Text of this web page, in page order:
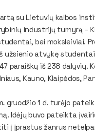
su Lietuvių kalbos
industrijų turnyrą –
bei moksleiviai.
užsienio atvykę
paraiškų iš 238 dalyvių.
Kauno, Klaipėdos,
gruodžio 1 d. turėjo
Idėjų buvo pateikta
į įprastus žanrus